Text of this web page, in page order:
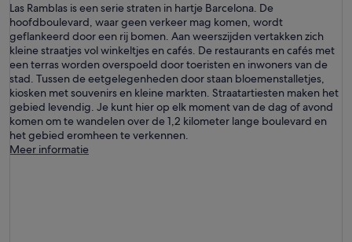
Las Ramblas is een serie straten in hartje Barcelona. De
hoofdboulevard, waar geen verkeer mag komen, wordt
geflankeerd door een rij bomen. Aan weerszijden vertakken zich
kleine straatjes vol winkeltjes en cafés. De restaurants en cafés met
een terras worden overspoeld door toeristen en inwoners van de
stad. Tussen de eetgelegenheden door staan bloemenstalletjes,
kiosken met souvenirs en kleine markten. Straatartiesten maken het
gebied levendig. Je kunt hier op elk moment van de dag of avond
komen om te wandelen over de 1,2 kilometer lange boulevard en
het gebied eromheen te verkennen.
Meer informatie